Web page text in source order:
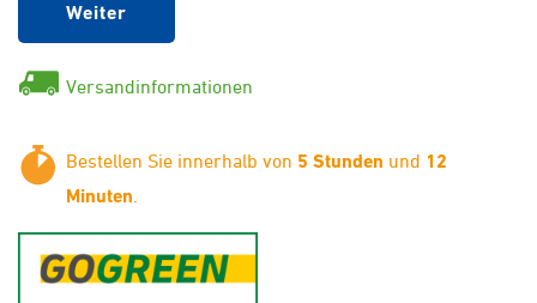
Weiter
Versandinformationen
Bestellen Sie innerhalb von 5 Stunden und 12
Minuten